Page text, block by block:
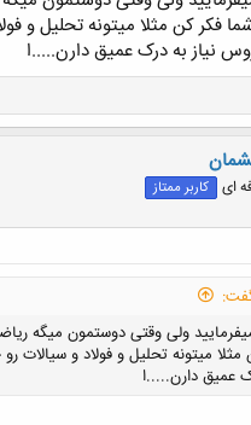
کلیک کنید تا باز شود...
فکر کن مثلا میتونه تحلیل و
نیاز به درک عمیق دارن.....ا
ای کاربر ممتاز
ولی وقتی دوستمون میگه
میتونه تحلیل و فولاد و سیالات
عمیق دارن.....ا